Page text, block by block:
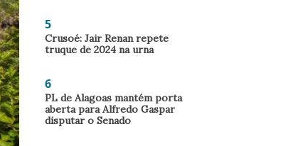
5
Crusoé: Jair Renan repete
truque de 2024 na urna
6
PL de Alagoas mantém porta
aberta para Alfredo Gaspar
disputar o Senado